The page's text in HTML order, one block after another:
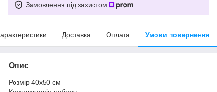
Замовлення під захистом
Доставка Оплата Умови повернення
Опис
Розмір 40x50 см